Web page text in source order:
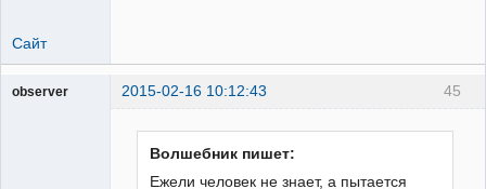
Сайт
45
observer 2015-02-16 10:12:43
Волшебник пишет:
Ежели человек не знает, а пытается